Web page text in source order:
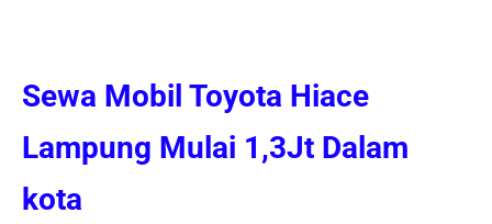
Sewa Mobil Toyota Hiace
Lampung Mulai 1,3Jt Dalam
kota